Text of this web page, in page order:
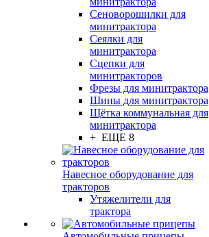
Сеноворошилки для
минитрактора
Сеялки для
минитрактора
Сцепки для
минитракторов
Фрезы для минитрактора
Шины для минитрактора
Щётка коммунальная для
минитрактора
+ ЕЩЕ 8
Навесное оборудование для
тракторов
Утяжелители для
трактора